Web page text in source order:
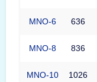
MNO-6 636
MNO-8 836
MNO-10 1026